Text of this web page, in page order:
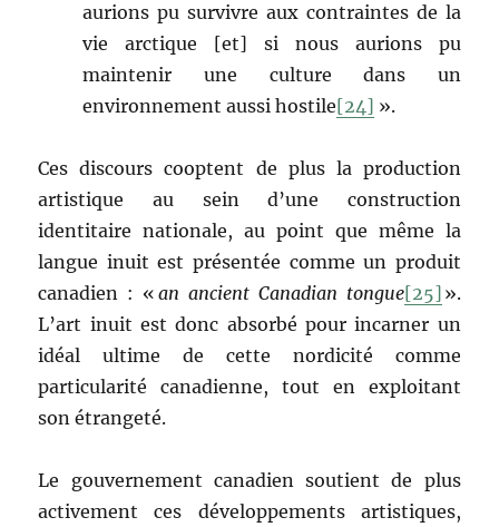
aurions pu survivre aux contraintes de la
vie arctique [et] si nous aurions pu
maintenir une culture dans un
environnement aussi hostile[24] ».
Ces discours cooptent de plus la production
artistique au sein d’une construction
identitaire nationale, au point que même la
langue inuit est présentée comme un produit
canadien : « an ancient Canadian tongue[25] ».
L’art inuit est donc absorbé pour incarner un
idéal ultime de cette nordicité comme
particularité canadienne, tout en exploitant
son étrangeté.
Le gouvernement canadien soutient de plus
activement ces développements artistiques,